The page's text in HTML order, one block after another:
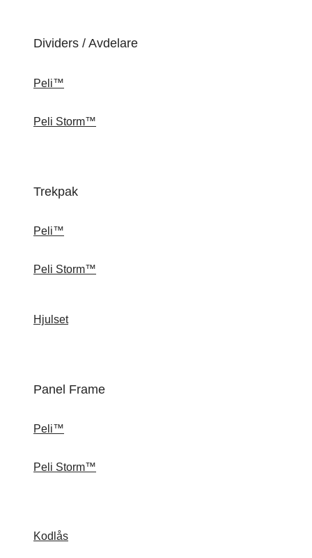
Dividers / Avdelare
Peli™
Peli Storm™
Trekpak
Peli™
Peli Storm™
Hjulset
Panel Frame
Peli™
Peli Storm™
Kodlås